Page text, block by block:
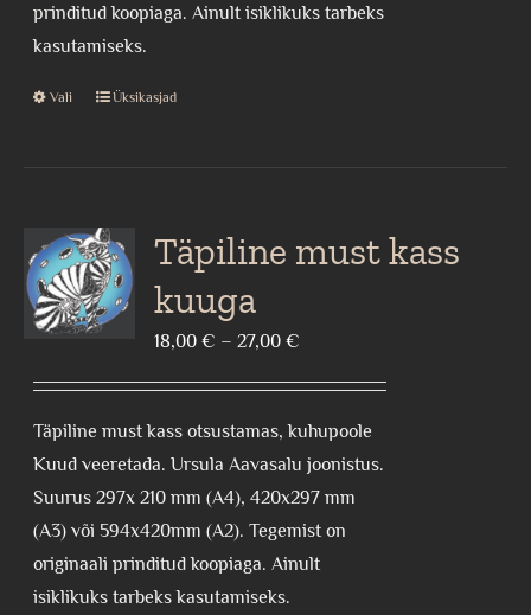
page
prinditud koopiaga. Ainult isiklikuks tarbeks
kasutamiseks.
Vali
This
variants.
The
options
may
on
the
product
page
Üksikasjad
Täpiline must kass
kuuga
18,00€ – 27,00€
through
27,00 €
Täpiline must kass otsustamas, kuhupoole
Kuud veeretada. Ursula Aavasalu joonistus.
Suurus 297x 210 mm (A4), 420x297 mm
(A3) või 594x420mm (A2). Tegemist on
originaali prinditud koopiaga. Ainult
isiklikuks tarbeks kasutamiseks.